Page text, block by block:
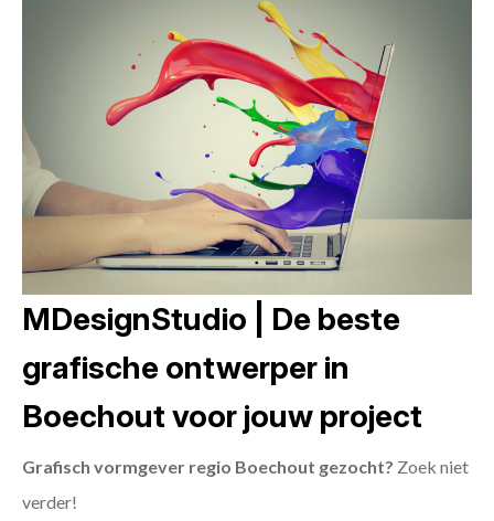
MDesignStudio | De beste
grafische ontwerper in
Boechout voor jouw project
Grafisch vormgever regio Boechout gezocht? Zoek niet
verder!